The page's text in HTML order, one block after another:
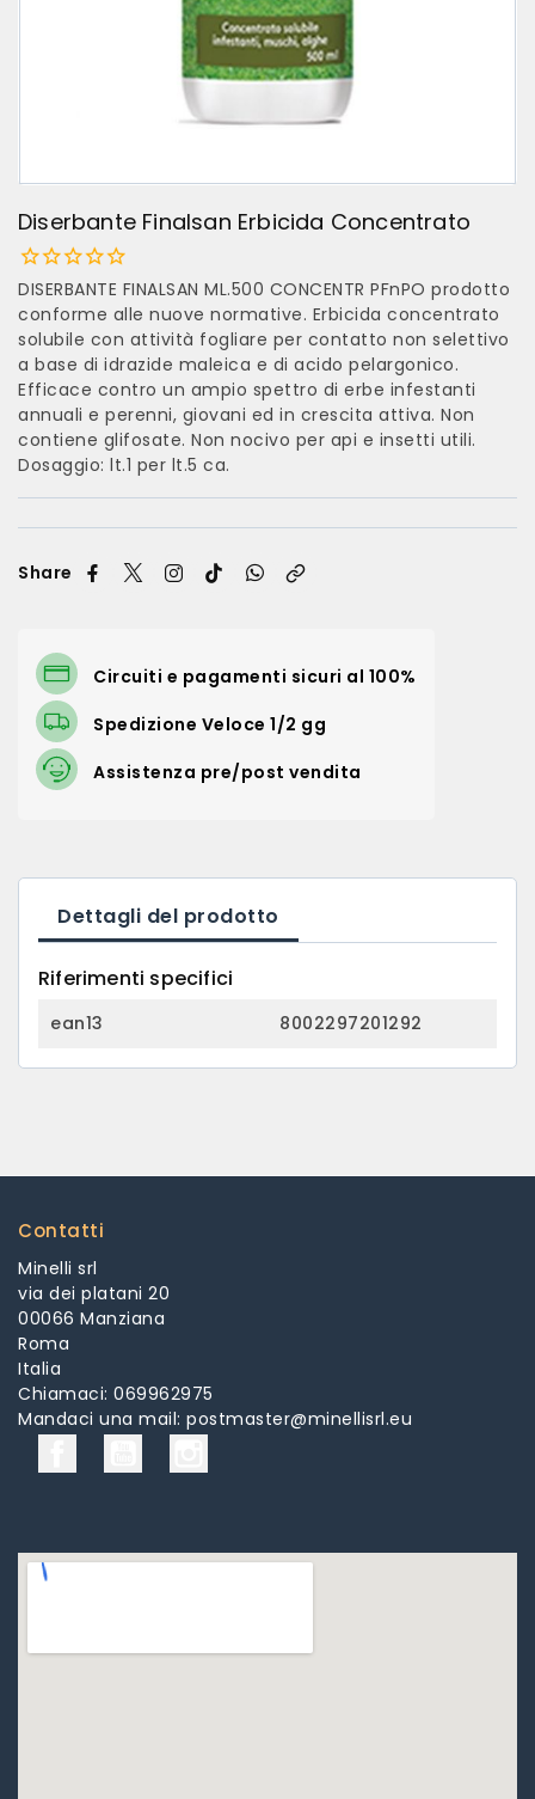
Diserbante Finalsan Erbicida Concentrato
DISERBANTE FINALSAN ML.500 CONCENTR PFnPO prodotto
conforme alle nuove normative. Erbicida concentrato
solubile con attività fogliare per contatto non selettivo
a base di idrazide maleica e di acido pelargonico.
Efficace contro un ampio spettro di erbe infestanti
annuali e perenni, giovani ed in crescita attiva. Non
contiene glifosate. Non nocivo per api e insetti utili.
Dosaggio: lt.1 per lt.5 ca.
Share
Circuiti e pagamenti sicuri al 100%
Spedizione Veloce 1/2 gg
Assistenza pre/post vendita
Dettagli del prodotto
Riferimenti specifici
ean13 8002297201292
Contatti
Minelli srl
via dei platani 20
00066 Manziana
Roma
Italia
Chiamaci: 069962975
Mandaci una mail: postmaster@minellisrl.eu